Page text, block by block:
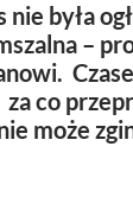
była
–
co
może